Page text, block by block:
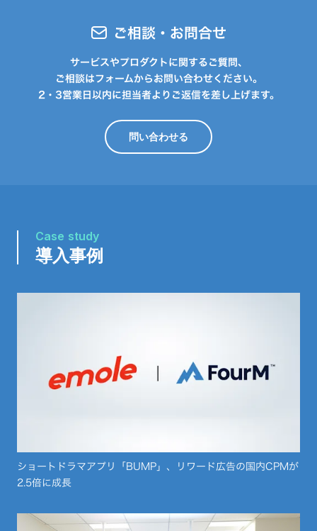
ご相談・お問合せ
サービスやプロダクトに関するご質問、
ご相談はフォームからお問い合わせください。
2・3営業日以内に担当者よりご返信を差し上げます。
問い合わせる
Case study
導入事例
ショートドラマアプリ「BUMP」、リワード広告の国内CPMが
2.5倍に成長